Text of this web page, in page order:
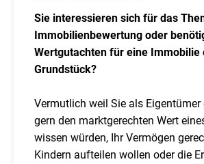
Sie interessieren sich für das
Immobilienbewertung oder
Wertgutachten für eine Immobilie
Grundstück?
Vermutlich weil Sie als Eigentümer
gern den marktgerechten Wert
wissen würden, Ihr Vermögen
Kindern aufteilen wollen oder die